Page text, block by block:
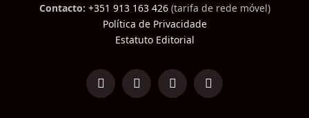
Contacto: +351 913 163 426(tarifa de rede móvel)
Política de Privacidade
Estatuto Editorial
LinkedInFacebookInstagramTikTok